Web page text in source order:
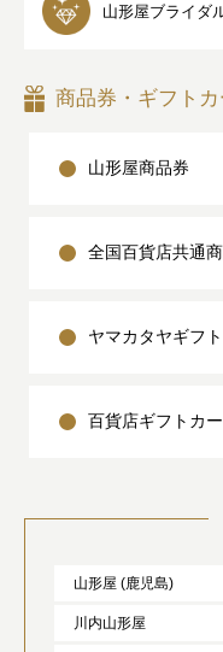
山形屋ブライダ
商品券・ギフトカ
山形屋商品券
全国百貨店共通
ヤマカタヤギフ
百貨店ギフトカ
山形屋 (鹿児島)
川内山形屋